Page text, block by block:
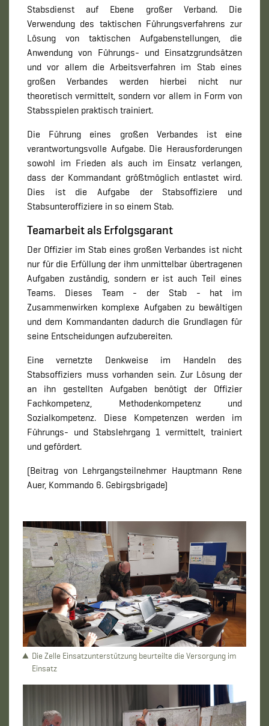
Stabsdienst auf Ebene großer Verband. Die
Verwendung des taktischen Führungsverfahrens zur
Lösung von taktischen Aufgabenstellungen, die
Anwendung von Führungs- und Einsatzgrundsätzen
und vor allem die Arbeitsverfahren im Stab eines
großen Verbandes werden hierbei nicht nur
theoretisch vermittelt, sondern vor allem in Form von
Stabsspielen praktisch trainiert.
Die Führung eines großen Verbandes ist eine
verantwortungsvolle Aufgabe. Die Herausforderungen
sowohl im Frieden als auch im Einsatz verlangen,
dass der Kommandant größtmöglich entlastet wird.
Dies ist die Aufgabe der Stabsoffiziere und
Stabsunteroffiziere in so einem Stab.
Teamarbeit als Erfolgsgarant
Der Offizier im Stab eines großen Verbandes ist nicht
nur für die Erfüllung der ihm unmittelbar übertragenen
Aufgaben zuständig, sondern er ist auch Teil eines
Teams. Dieses Team - der Stab - hat im
Zusammenwirken komplexe Aufgaben zu bewältigen
und dem Kommandanten dadurch die Grundlagen für
seine Entscheidungen aufzubereiten.
Eine vernetzte Denkweise im Handeln des
Stabsoffiziers muss vorhanden sein. Zur Lösung der
an ihn gestellten Aufgaben benötigt der Offizier
Fachkompetenz, Methodenkompetenz und
Sozialkompetenz. Diese Kompetenzen werden im
Führungs- und Stabslehrgang 1 vermittelt, trainiert
und gefördert.
(Beitrag von Lehrgangsteilnehmer Hauptmann Rene
Auer, Kommando 6. Gebirgsbrigade)
Die Zelle Einsatzunterstützung beurteilte die Versorgung im
Einsatz